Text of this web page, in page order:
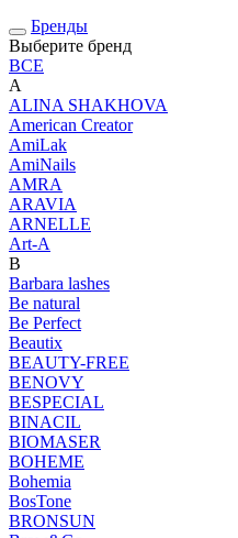
Бренды
Выберите бренд
ВСЕ
A
ALINA SHAKHOVA
American Creator
AmiLak
AmiNails
AMRA
ARAVIA
ARNELLE
Art-A
B
Barbara lashes
Be natural
Be Perfect
Beautix
BEAUTY-FREE
BENOVY
BESPECIAL
BINACIL
BIOMASER
BOHEME
Bohemia
BosTone
BRONSUN